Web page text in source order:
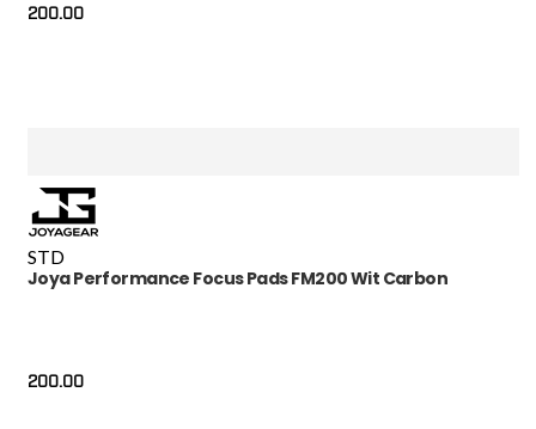
200.00
STD
Joya Performance Focus Pads FM200 Wit Carbon
200.00